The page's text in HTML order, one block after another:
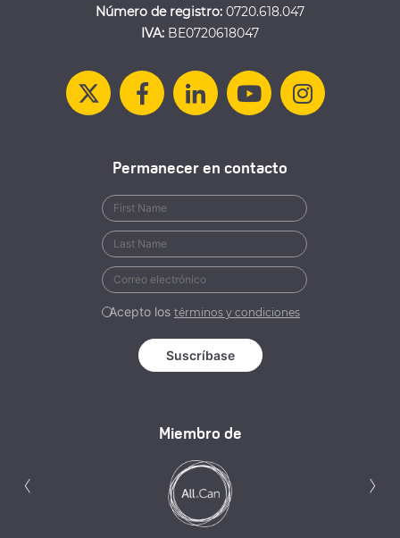
Número de registro: 0720.618.047
IVA: BE0720618047
Miembro de
‹ ›
Permanecer en contacto
Acepto los términos y condiciones